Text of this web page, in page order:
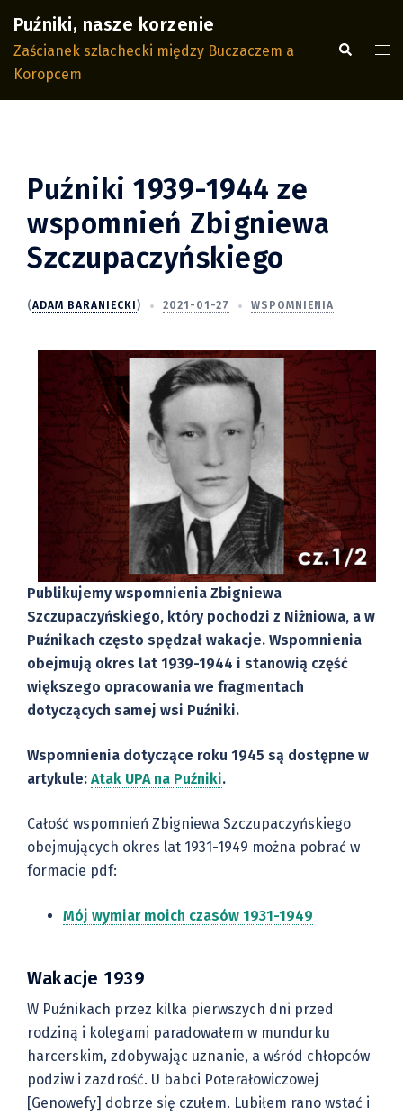
do
treści
Puźniki, nasze korzenie
Zaścianek szlachecki między Buczaczem a
Koropcem
Puźniki 1939-1944 ze
wspomnień Zbigniewa
Szczupaczyńskiego
(ADAM BARANIECKI ) 2021-01-27 WSPOMNIENIA
Publikujemy wspomnienia Zbigniewa
Szczupaczyńskiego, który pochodzi z Niżniowa, a w
Puźnikach często spędzał wakacje. Wspomnienia
obejmują okres lat 1939-1944 i stanowią część
większego opracowania we fragmentach
dotyczących samej wsi Puźniki.
Wspomnienia dotyczące roku 1945 są dostępne w
artykule: Atak UPA na Puźniki.
Całość wspomnień Zbigniewa Szczupaczyńskiego
obejmujących okres lat 1931-1949 można pobrać w
formacie pdf:
Mój wymiar moich czasów 1931-1949
Wakacje 1939
W Puźnikach przez kilka pierwszych dni przed
rodziną i kolegami paradowałem w mundurku
harcerskim, zdobywając uznanie, a wśród chłopców
podziw i zazdrość. U babci Poterałowiczowej
[Genowefy] dobrze się czułem. Lubiłem rano wstać i